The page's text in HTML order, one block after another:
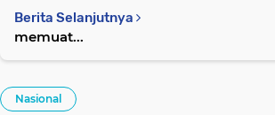
Berita Selanjutnya
memuat...
Nasional